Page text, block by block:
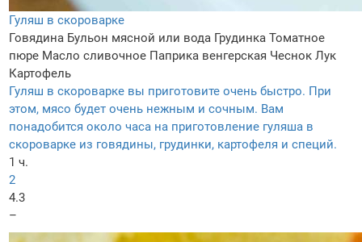
Гуляш в скороварке
Говядина Бульон мясной или вода Грудинка Томатное
пюре Масло сливочное Паприка венгерская Чеснок Лук
Картофель
Гуляш в скороварке вы приготовите очень быстро. При
этом, мясо будет очень нежным и сочным. Вам
понадобится около часа на приготовление гуляша в
скороварке из говядины, грудинки, картофеля и специй.
1 ч.
2
4.3
–